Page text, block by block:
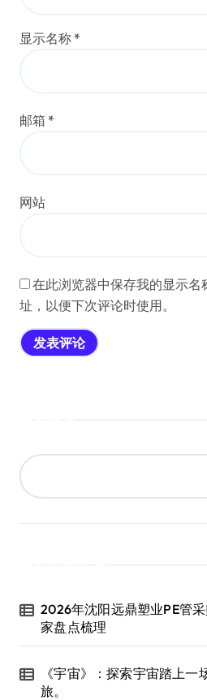
显示名称 *
邮箱 *
网站
在此浏览器中保存我的显示名
址，以便下次评论时使用。
2026年沈阳远鼎塑业PE管
家盘点梳理
《宇宙》：探索宇宙踏上
旅。